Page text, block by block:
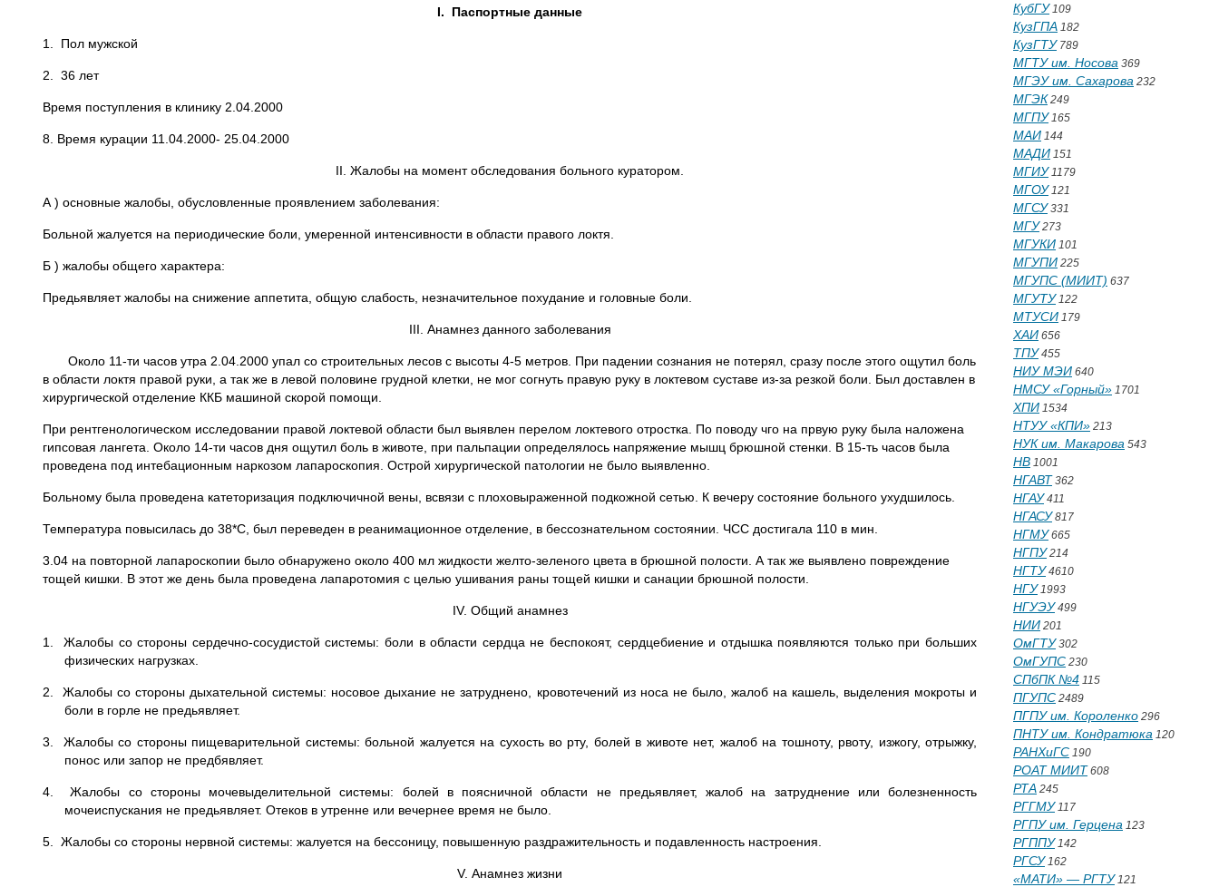
I. Паспортные данные
1. Пол мужской
2. 36 лет
Время поступления в клинику 2.04.2000
8. Время курации 11.04.2000- 25.04.2000
II. Жалобы на момент обследования больного куратором.
А ) основные жалобы, обусловленные проявлением заболевания:
Больной жалуется на периодические боли, умеренной интенсивности в области правого локтя.
Б ) жалобы общего характера:
Предьявляет жалобы на снижение аппетита, общую слабость, незначительное похудание и головные боли.
III. Анамнез данного заболевания
Около 11-ти часов утра 2.04.2000 упал со строительных лесов с высоты 4-5 метров. При падении сознания не потерял, сразу после этого ощутил боль
в области локтя правой руки, а так же в левой половине грудной клетки, не мог согнуть правую руку в локтевом суставе из-за резкой боли. Был доставлен в
хирургической отделение ККБ машиной скорой помощи.
При рентгенологическом исследовании правой локтевой области был выявлен перелом локтевого отростка. По поводу чго на првую руку была наложена
гипсовая лангета. Около 14-ти часов дня ощутил боль в животе, при пальпации определялось напряжение мышц брюшной стенки. В 15-ть часов была
проведена под интебационным наркозом лапароскопия. Острой хирургической патологии не было выявленно.
Больному была проведена катеторизация подключичной вены, всвязи с плоховыраженной подкожной сетью. К вечеру состояние больного ухудшилось.
Температура повысилась до 38*С, был переведен в реанимационное отделение, в бессознательном состоянии. ЧСС достигала 110 в мин.
3.04 на повторной лапароскопии было обнаружено около 400 мл жидкости желто-зеленого цвета в брюшной полости. А так же выявлено повреждение
тощей кишки. В этот же день была проведена лапаротомия с целью ушивания раны тощей кишки и санации брюшной полости.
IV. Общий анамнез
1. Жалобы со стороны сердечно-сосудистой системы: боли в области сердца не беспокоят, сердцебиение и отдышка появляются только при больших
физических нагрузках.
2. Жалобы со стороны дыхательной системы: носовое дыхание не затруднено, кровотечений из носа не было, жалоб на кашель, выделения мокроты и
боли в горле не предьявляет.
3. Жалобы со стороны пищеварительной системы: больной жалуется на сухость во рту, болей в животе нет, жалоб на тошноту, рвоту, изжогу, отрыжку,
понос или запор не предбявляет.
4. Жалобы со стороны мочевыделительной системы: болей в поясничной области не предьявляет, жалоб на затруднение или болезненность
мочеиспускания не предьявляет. Отеков в утренне или вечернее время не было.
5. Жалобы со стороны нервной системы: жалуется на бессоницу, повышенную раздражительность и подавленность настроения.
V. Анамнез жизни
КубГУ109
КузГПА 182
КузГТУ789
МГТУ им. Носова 369
МГЭУ им. Сахарова 232
МГЭК 249
МГПУ165
МАИ 144
МАДИ 151
МГИУ1179
МГОУ121
МГСУ331
МГУ273
МГУКИ 101
МГУПИ 225
МГУПС (МИИТ) 637
МГУТУ122
МТУСИ 179
ХАИ 656
ТПУ455
НИУ МЭИ 640
НМСУ «Горный» 1701
ХПИ 1534
НТУУ «КПИ» 213
НУК им. Макарова 543
НВ 1001
НГАВТ 362
НГАУ411
НГАСУ817
НГМУ665
НГПУ214
НГТУ4610
НГУ1993
НГУЭУ499
НИИ 201
ОмГТУ302
ОмГУПС 230
СПбПК №4 115
ПГУПС 2489
ПГПУ им. Короленко 296
ПНТУ им. Кондратюка 120
РАНХиГС 190
РОАТ МИИТ 608
РТА 245
РГГМУ117
РГПУ им. Герцена 123
РГППУ142
РГСУ162
«МАТИ» — РГТУ121